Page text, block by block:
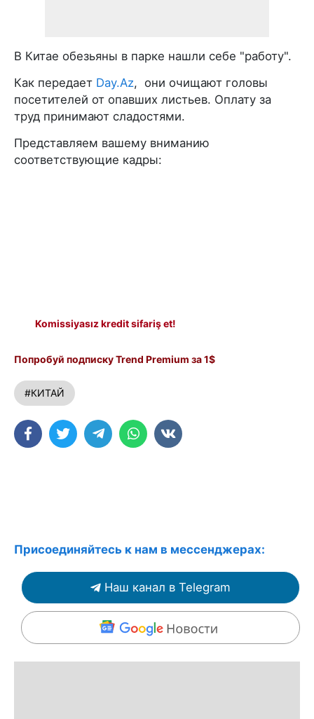
В Китае обезьяны в парке нашли себе "работу".
Как передает Day.Az, они очищают головы
посетителей от опавших листьев. Оплату за
труд принимают сладостями.
Представляем вашему вниманию
соответствующие кадры:
Komissiyasız kredit sifariş et!
Попробуй подписку Trend Premium за 1$
#КИТАЙ
Присоединяйтесь к нам в мессенджерах:
Наш канал в Telegram